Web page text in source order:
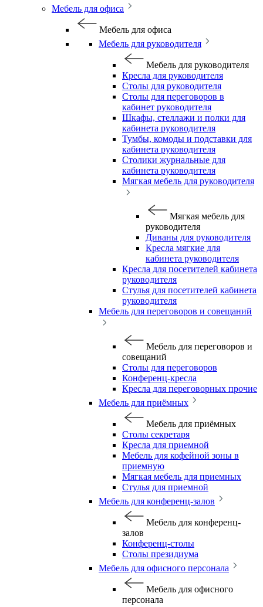
Мебель для офиса
Мебель для офиса
Мебель для руководителя
Мебель для руководителя
Кресла для руководителя
Столы для руководителя
Столы для переговоров в
кабинет руководителя
Шкафы, стеллажи и полки для
кабинета руководителя
Тумбы, комоды и подставки для
кабинета руководителя
Столики журнальные для
кабинета руководителя
Мягкая мебель для руководителя
Мягкая мебель для
руководителя
Диваны для руководителя
Кресла мягкие для
кабинета руководителя
Кресла для посетителей кабинета
руководителя
Стулья для посетителей кабинета
руководителя
Мебель для переговоров и совещаний
Мебель для переговоров и
совещаний
Столы для переговоров
Конференц-кресла
Кресла для переговорных прочие
Мебель для приёмных
Мебель для приёмных
Столы секретаря
Кресла для приемной
Мебель для кофейной зоны в
приемную
Мягкая мебель для приемных
Стулья для приемной
Мебель для конференц-залов
Мебель для конференц-
залов
Конференц-столы
Столы президиума
Мебель для офисного персонала
Мебель для офисного
персонала